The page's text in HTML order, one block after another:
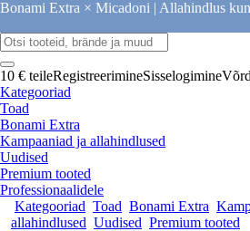
Bonami Extra × Micadoni | Allahindlus
10 € teileRegistreerimineSisselogimine
Kategooriad
Toad
Bonami Extra
Kampaaniad ja allahindlused
Uudised
Premium tooted
Professionaalidele
Kategooriad Toad Bonami Extra
allahindlused Uudised Premium tooted